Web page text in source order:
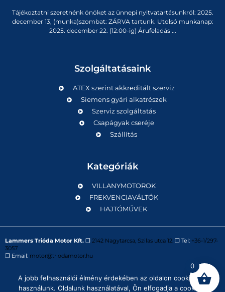
Tájékoztatni szeretnénk önöket az ünnepi nyitvatartásunkról: 2025.
december 13, (munka)szombat: ZÁRVA tartunk. Utolsó munkanap:
2025. december 22. (12:00-ig) Árufeladás ...
Szolgáltatásaink
ATEX szerint akkreditált szerviz
Siemens gyári alkatrészek
Szerviz szolgáltatás
Csapágyak cseréje
Szállítás
Kategóriák
VILLANYMOTOROK
FREKVENCIAVÁLTÓK
HAJTÓMŰVEK
Lammers Trióda Motor Kft. ❒ 2142 Nagytarcsa, Szilas utca 12. ❒ Tel: +36-1/297-
3057
❒ Email: motor@triodamotor.hu
Powered byDigit-Now Kft.
0
A jobb felhasználói élmény érdekében az oldalon cookie-kat
használunk. Oldalunk használatával, Ön elfogadja a cookie-k